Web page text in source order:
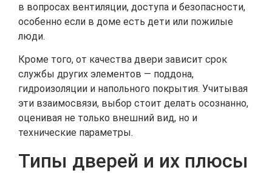
в вопросах вентиляции, доступа и безопасности,
особенно если в доме есть дети или пожилые
люди.
Кроме того, от качества двери зависит срок
службы других элементов — поддона,
гидроизоляции и напольного покрытия. Учитывая
эти взаимосвязи, выбор стоит делать осознанно,
оценивая не только внешний вид, но и
технические параметры.
Типы дверей и их плюсы